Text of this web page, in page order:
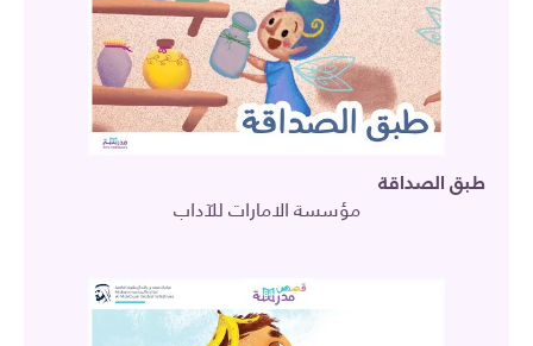
طبق الصداقة
مؤسسة الامارات للآداب